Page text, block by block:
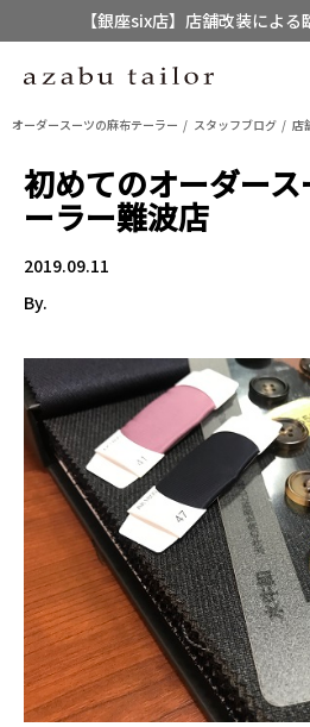
【銀座six店】店舗改装によ
【店舗限定】レディース
オーダースーツの麻布テーラー スタッフブログ 店
初めてのオーダー
ーラー難波店
2019.09.11
By.